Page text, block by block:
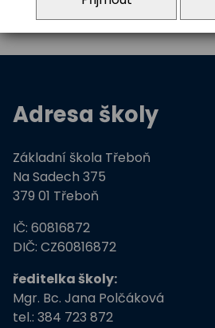
Adresa školy
Základní škola Třeboň
Na Sadech 375
379 01 Třeboň
IČ: 60816872
DIČ: CZ60816872
ředitelka školy:
Mgr. Bc. Jana Polčáková
tel.: 384 723 872